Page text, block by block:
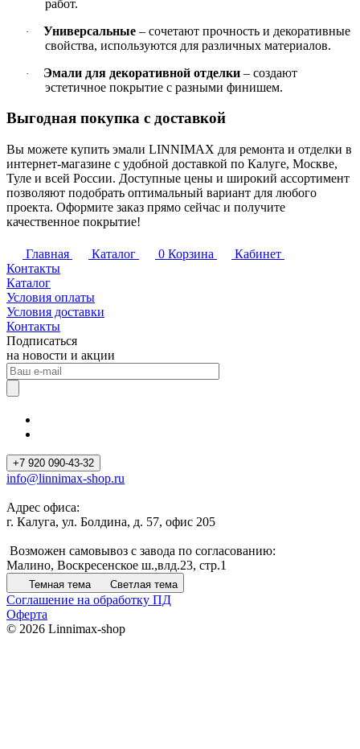
работ.
· Универсальные – сочетают прочность и декоративные
свойства, используются для различных материалов.
· Эмали для декоративной отделки – создают
эстетичное покрытие с разными финишем.
Выгодная покупка с доставкой
Вы можете купить эмали LINNIMAX для ремонта и отделки в
интернет-магазине с удобной доставкой по Калуге, Москве,
Туле и всей России. Доступные цены и широкий ассортимент
позволяют подобрать оптимальный вариант для любого
проекта. Оформите заказ прямо сейчас и получите
качественное покрытие!
Главная Каталог 0 Корзина
Кабинет
Контакты
Каталог
Условия оплаты
Условия доставки
Контакты
Подписаться
на новости и акции
+7 920 090-43-32
info@linnimax-shop.ru
Адрес офиса:
г. Калуга, ул. Болдина, д. 57, офис 205
Возможен самовывоз с завода по согласованию:
Малино, Воскресенское ш.,влд.23, стр.1
Темная тема Светлая тема
Соглашение на обработку ПД
Оферта
© 2026 Linnimax-shop